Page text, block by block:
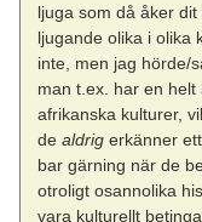
ljuga som då åker
ljugande olika i olika
inte, men jag hörde/
man t.ex. har en
afrikanska kulturer,
dealdrig erkänner
bar gärning när de
otroligt osannolika
vara kulturellt